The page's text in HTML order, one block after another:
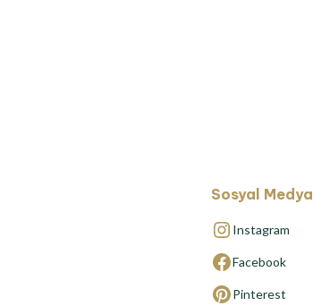
Sosyal Medya
Instagram
Facebook
Pinterest